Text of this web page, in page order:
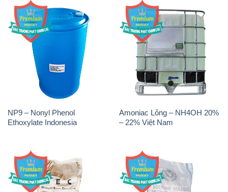
NP9 – Nonyl Phenol
Ethoxylate Indonesia
Amoniac Lỏng – NH4OH 20%
– 22% Việt Nam